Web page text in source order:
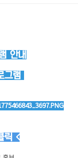
안내
그램
릭 <